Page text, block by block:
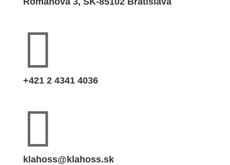

+421 2 4341 4036

klahoss@klahoss.sk